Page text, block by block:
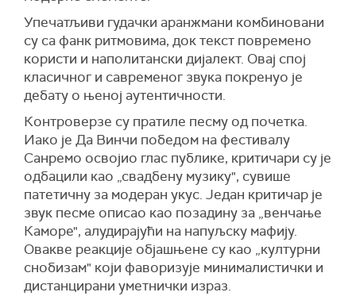
Упечатљиви гудачки аранжмани комбиновани
су са фанк ритмовима, док текст повремено
користи и наполитански дијалект. Овај спој
класичног и савременог звука покренуо је
дебату о њеној аутентичности.
Контроверзе су пратиле песму од почетка.
Иако је Да Винчи победом на фестивалу
Санремо освојио глас публике, критичари су је
одбацили као „свадбену музику", сувише
патетичну за модеран укус. Један критичар је
звук песме описао као позадину за „венчање
Каморе", алудирајући на напуљску мафију.
Овакве реакције објашњене су као „културни
снобизам" који фаворизује минималистички и
дистанцирани уметнички израз.